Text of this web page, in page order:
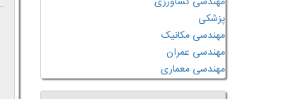
پزشکی
مهندسی مکانیک
مهندسی عمران
مهندسی معماری